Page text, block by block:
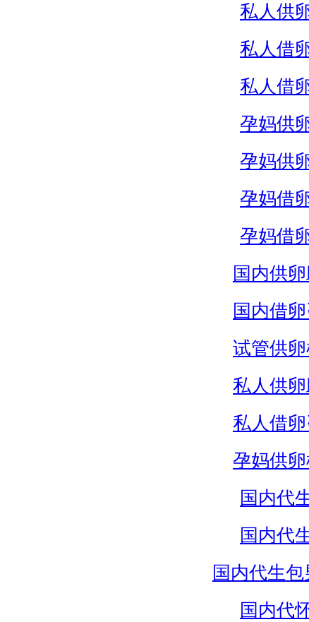
私人供
私人借
私人借
孕妈供
孕妈供
孕妈借
孕妈借
国内供
国内借
试管供
私人供
私人借
孕妈供
国内代
国内代
国内代生
国内代